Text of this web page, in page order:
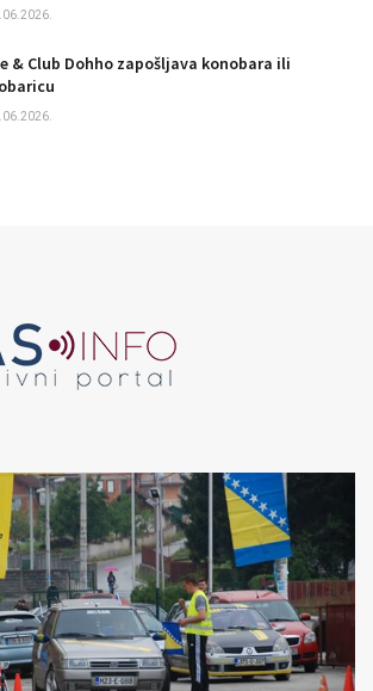
& Club Dohho zapošljava konobara ili